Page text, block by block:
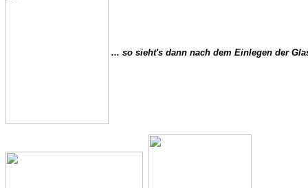
... so sieht's dann nach dem Einlegen der